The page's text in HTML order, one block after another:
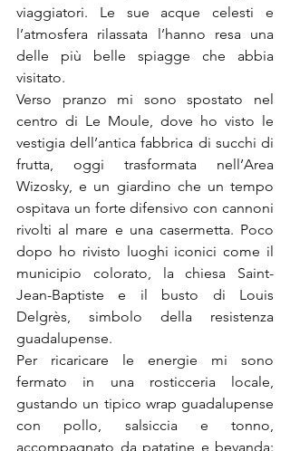
viaggiatori. Le sue acque celesti e
l’atmosfera rilassata l’hanno resa una
delle più belle spiagge che abbia
visitato.
Verso pranzo mi sono spostato nel
centro di Le Moule, dove ho visto le
vestigia dell’antica fabbrica di succhi di
frutta, oggi trasformata nell’Area
Wizosky, e un giardino che un tempo
ospitava un forte difensivo con cannoni
rivolti al mare e una casermetta. Poco
dopo ho rivisto luoghi iconici come il
municipio colorato, la chiesa Saint-
Jean-Baptiste e il busto di Louis
Delgrès, simbolo della resistenza
guadalupense.
Per ricaricare le energie mi sono
fermato in una rosticceria locale,
gustando un tipico wrap guadalupense
con pollo, salsiccia e tonno,
accompagnato da patatine e bevanda: